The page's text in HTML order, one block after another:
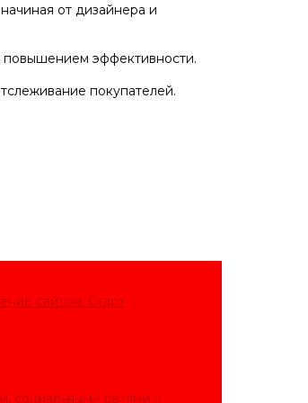
от дизайнера и
повышением эффективности.
покупателей.
сайтом. Старт
социальными сетями и